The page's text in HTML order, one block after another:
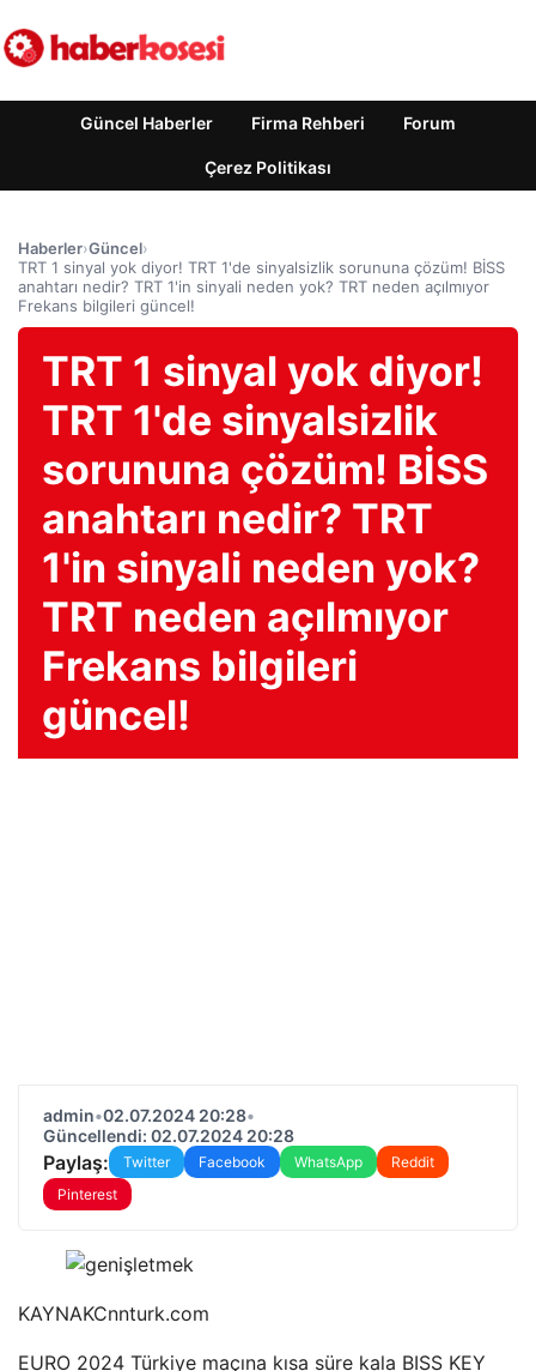
Güncel Haberler Firma Rehberi Forum
Çerez Politikası
Haberler›Güncel›
TRT 1 sinyal yok diyor! TRT 1'de sinyalsizlik sorununa çözüm! BİSS
anahtarı nedir? TRT 1'in sinyali neden yok? TRT neden açılmıyor
Frekans bilgileri güncel!
TRT 1 sinyal yok diyor!
TRT 1'de sinyalsizlik
sorununa çözüm! BİSS
anahtarı nedir? TRT
1'in sinyali neden yok?
TRT neden açılmıyor
Frekans bilgileri
güncel!
admin•02.07.2024 20:28•
Güncellendi: 02.07.2024 20:28
Paylaş: Twitter Facebook WhatsApp
Reddit
Pinterest
KAYNAKCnnturk.com
EURO 2024 Türkiye maçına kısa süre kala BISS KEY